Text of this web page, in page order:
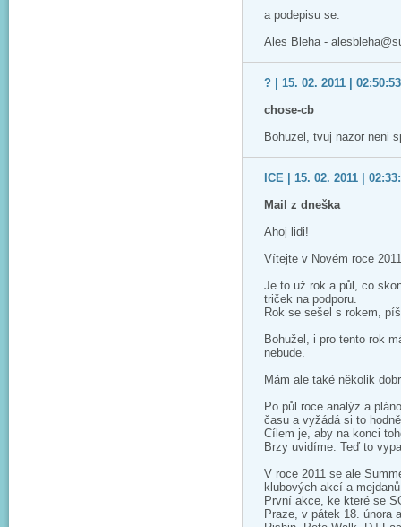
a podepisu se:
Ales Bleha -
? | 15. 02. 2011 | 02:50:53
chose-cb
Bohuzel, tvuj nazor neni
ICE | 15. 02. 2011 |
Mail z dneška
Ahoj lidi!
Vítejte v Novém roce
Je to už rok a půl, co
triček na podporu.
Rok se sešel s rokem,
Bohužel, i pro tento rok
nebude.
Mám ale také několik
Po půl roce analýz a
času a vyžádá si to
Cílem je, aby na konci
Brzy uvidíme. Teď to
V roce 2011 se ale
klubových akcí a
První akce, ke které se
Praze, v pátek 18. února